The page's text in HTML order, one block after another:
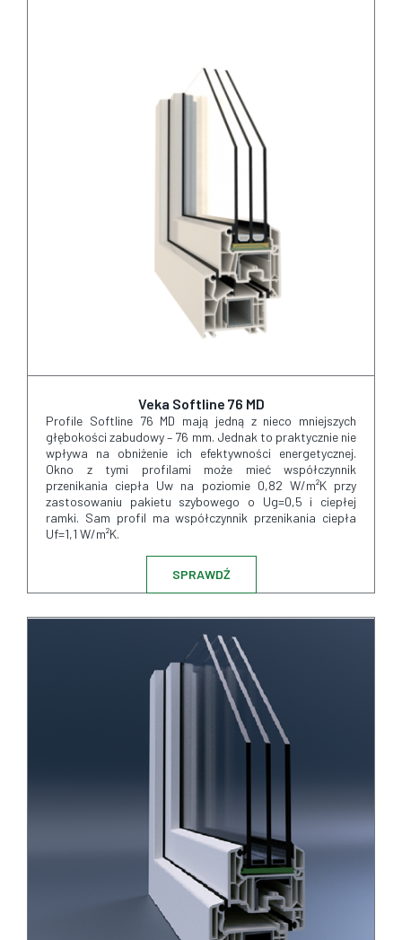
Veka Softline 76 MD
Profile Softline 76 MD mają jedną z nieco mniejszych
głębokości zabudowy – 76 mm. Jednak to praktycznie nie
wpływa na obniżenie ich efektywności energetycznej.
Okno z tymi profilami może mieć współczynnik
przenikania ciepła Uw na poziomie 0,82 W/m²K przy
zastosowaniu pakietu szybowego o Ug=0,5 i ciepłej
ramki. Sam profil ma współczynnik przenikania ciepła
Uf=1,1 W/m²K.
SPRAWDŹ